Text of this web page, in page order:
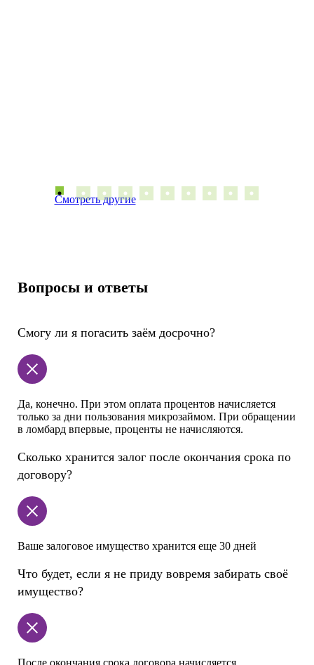
Смотреть другие
Вопросы и ответы
Смогу ли я погасить заём досрочно?
Да, конечно. При этом оплата процентов начисляется
только за дни пользования микрозаймом. При обращении
в ломбард впервые, проценты не начисляются.
Сколько хранится залог после окончания срока по
договору?
Ваше залоговое имущество хранится еще 30 дней
Что будет, если я не приду вовремя забирать своё
имущество?
После окончания срока договора начисляется